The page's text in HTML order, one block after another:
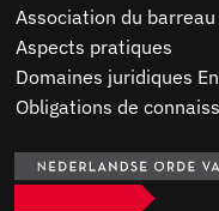
Association du
Aspects pratiques
Domaines juridiques
Obligations de